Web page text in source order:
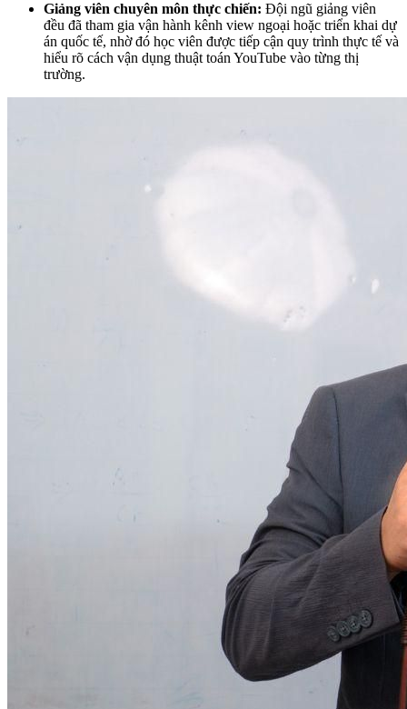
Giảng viên chuyên môn thực chiến: Đội ngũ giảng viên
đều đã tham gia vận hành kênh view ngoại hoặc triển khai dự
án quốc tế, nhờ đó học viên được tiếp cận quy trình thực tế và
hiểu rõ cách vận dụng thuật toán YouTube vào từng thị
trường.